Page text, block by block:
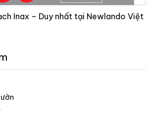
Inax – Duy nhất tại Newlando Việt